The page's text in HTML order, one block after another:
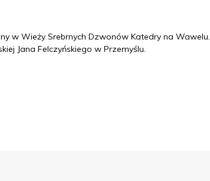
w Wieży Srebrnych Dzwonów Katedry na Wawelu.
Jana Felczyńskiego w Przemyślu.